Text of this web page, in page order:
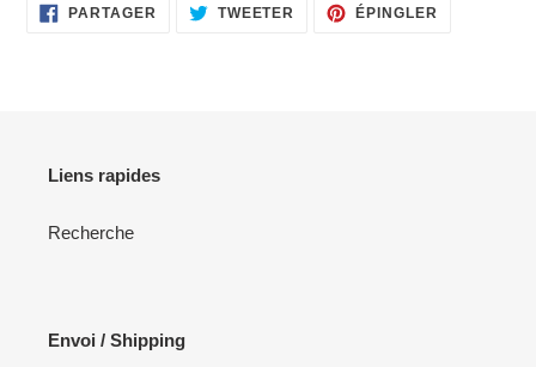
PARTAGER PARTAGER
SUR
TWEETER TWEETER
SUR
ÉPINGLER
Liens rapides
Recherche
Envoi / Shipping